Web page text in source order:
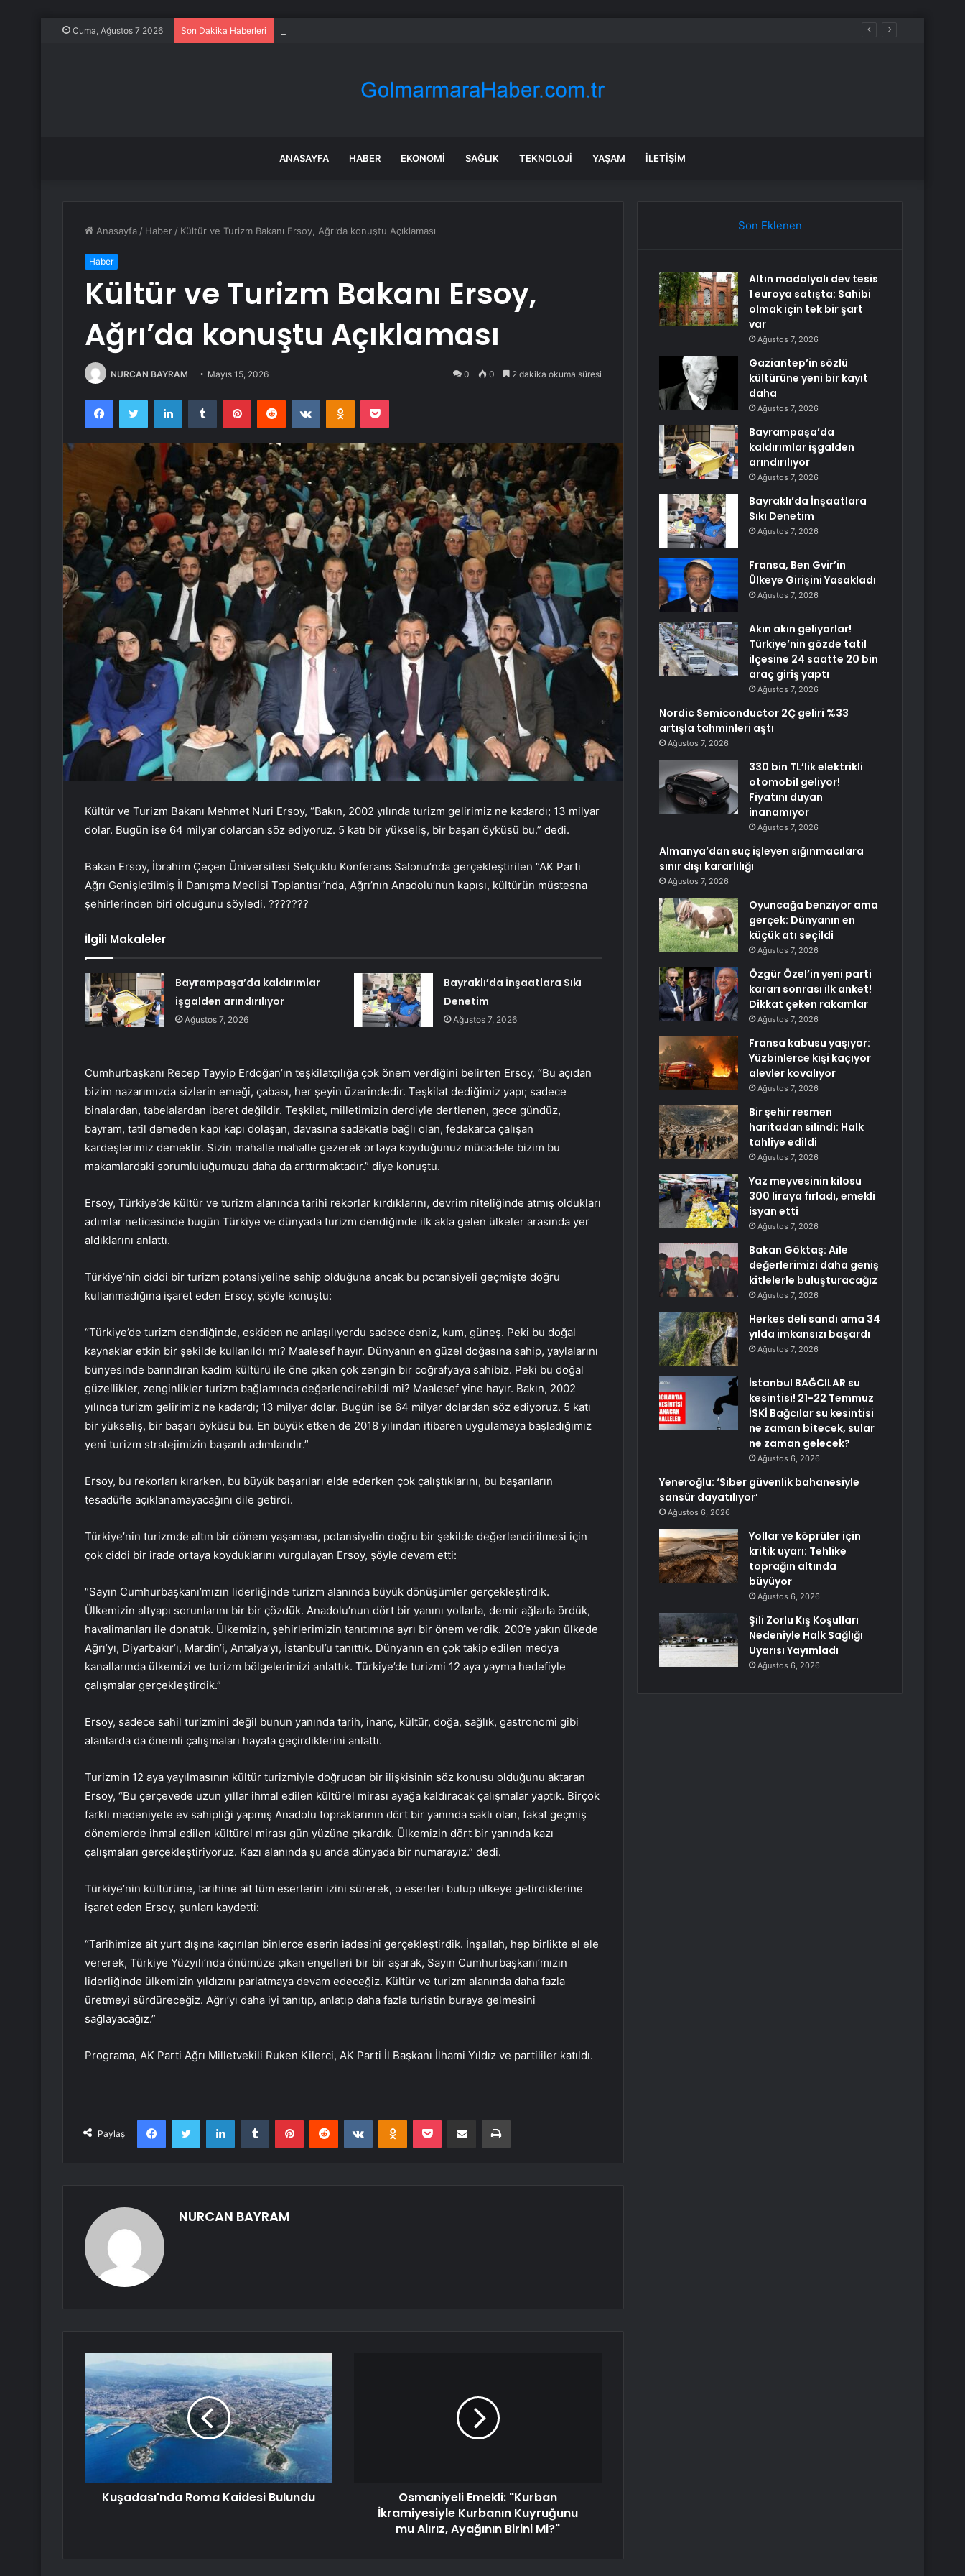
Cuma, Ağustos 7 2026 Son Dakika Haberleri
ANASAYFA HABER EKONOMI SAĞLIK TEKNOLOJI YAŞAM İLETIŞIM
Anasayfa / Haber / Kültür ve Turizm Bakanı Ersoy, Ağrı’da konuştu Açıklaması
Haber
Kültür ve Turizm Bakanı Ersoy,
Ağrı’da konuştu Açıklaması
NURCAN BAYRAM Mayıs 15, 2026 0 0 2 dakika okuma süresi
FacebookTwitter LinkedInTumblr PinterestReddit VKontakteOdnoklassniki
Pocket
Kültür ve Turizm Bakanı Mehmet Nuri Ersoy, “Bakın, 2002 yılında turizm gelirimiz ne kadardı; 13 milyar
dolar. Bugün ise 64 milyar dolardan söz ediyoruz. 5 katı bir yükseliş, bir başarı öyküsü bu.” dedi.
Bakan Ersoy, İbrahim Çeçen Üniversitesi Selçuklu Konferans Salonu’nda gerçekleştirilen “AK Parti
Ağrı Genişletilmiş İl Danışma Meclisi Toplantısı”nda, Ağrı’nın Anadolu’nun kapısı, kültürün müstesna
şehirlerinden biri olduğunu söyledi. ???????
İlgili Makaleler
Bayrampaşa’da kaldırımlar
işgalden arındırılıyor
Ağustos 7, 2026
Bayraklı’da İnşaatlara Sıkı
Denetim
Ağustos 7, 2026
Cumhurbaşkanı Recep Tayyip Erdoğan’ın teşkilatçılığa çok önem verdiğini belirten Ersoy, “Bu açıdan
bizim nazarımızda sizlerin emeği, çabası, her şeyin üzerindedir. Teşkilat dediğimiz yapı; sadece
binalardan, tabelalardan ibaret değildir. Teşkilat, milletimizin derdiyle dertlenen, gece gündüz,
bayram, tatil demeden kapı kapı dolaşan, davasına sadakatle bağlı olan, fedakarca çalışan
kardeşlerimiz demektir. Sizin mahalle mahalle gezerek ortaya koyduğunuz mücadele bizim bu
makamlardaki sorumluluğumuzu daha da arttırmaktadır.” diye konuştu.
Ersoy, Türkiye’de kültür ve turizm alanında tarihi rekorlar kırdıklarını, devrim niteliğinde atmış oldukları
adımlar neticesinde bugün Türkiye ve dünyada turizm dendiğinde ilk akla gelen ülkeler arasında yer
aldıklarını anlattı.
Türkiye’nin ciddi bir turizm potansiyeline sahip olduğuna ancak bu potansiyeli geçmişte doğru
kullanmadığına işaret eden Ersoy, şöyle konuştu:
“Türkiye’de turizm dendiğinde, eskiden ne anlaşılıyordu sadece deniz, kum, güneş. Peki bu doğal
kaynaklar etkin bir şekilde kullanıldı mı? Maalesef hayır. Dünyanın en güzel doğasına sahip, yaylalarını
bünyesinde barındıran kadim kültürü ile öne çıkan çok zengin bir coğrafyaya sahibiz. Peki bu doğal
güzellikler, zenginlikler turizm bağlamında değerlendirebildi mi? Maalesef yine hayır. Bakın, 2002
yılında turizm gelirimiz ne kadardı; 13 milyar dolar. Bugün ise 64 milyar dolardan söz ediyoruz. 5 katı
bir yükseliş, bir başarı öyküsü bu. En büyük etken de 2018 yılından itibaren uygulamaya başladığımız
yeni turizm stratejimizin başarılı adımlarıdır.”
Ersoy, bu rekorları kırarken, bu büyük başarıları elde ederken çok çalıştıklarını, bu başarıların
tesadüfle açıklanamayacağını dile getirdi.
Türkiye’nin turizmde altın bir dönem yaşaması, potansiyelin doğru bir şekilde değerlendirilmesi için
çok ciddi bir irade ortaya koyduklarını vurgulayan Ersoy, şöyle devam etti:
“Sayın Cumhurbaşkanı’mızın liderliğinde turizm alanında büyük dönüşümler gerçekleştirdik.
Ülkemizin altyapı sorunlarını bir bir çözdük. Anadolu’nun dört bir yanını yollarla, demir ağlarla ördük,
havalimanları ile donattık. Ülkemizin, şehirlerimizin tanıtımına ayrı bir önem verdik. 200’e yakın ülkede
Ağrı’yı, Diyarbakır’ı, Mardin’i, Antalya’yı, İstanbul’u tanıttık. Dünyanın en çok takip edilen medya
kanallarında ülkemizi ve turizm bölgelerimizi anlattık. Türkiye’de turizmi 12 aya yayma hedefiyle
çalışmalar gerçekleştirdik.”
Ersoy, sadece sahil turizmini değil bunun yanında tarih, inanç, kültür, doğa, sağlık, gastronomi gibi
alanlarda da önemli çalışmaları hayata geçirdiklerini anlattı.
Turizmin 12 aya yayılmasının kültür turizmiyle doğrudan bir ilişkisinin söz konusu olduğunu aktaran
Ersoy, “Bu çerçevede uzun yıllar ihmal edilen kültürel mirası ayağa kaldıracak çalışmalar yaptık. Birçok
farklı medeniyete ev sahipliği yapmış Anadolu topraklarının dört bir yanında saklı olan, fakat geçmiş
dönemlerde ihmal edilen kültürel mirası gün yüzüne çıkardık. Ülkemizin dört bir yanında kazı
çalışmaları gerçekleştiriyoruz. Kazı alanında şu anda dünyada bir numarayız.” dedi.
Türkiye’nin kültürüne, tarihine ait tüm eserlerin izini sürerek, o eserleri bulup ülkeye getirdiklerine
işaret eden Ersoy, şunları kaydetti:
“Tarihimize ait yurt dışına kaçırılan binlerce eserin iadesini gerçekleştirdik. İnşallah, hep birlikte el ele
vererek, Türkiye Yüzyılı’nda önümüze çıkan engelleri bir bir aşarak, Sayın Cumhurbaşkanı’mızın
liderliğinde ülkemizin yıldızını parlatmaya devam edeceğiz. Kültür ve turizm alanında daha fazla
üretmeyi sürdüreceğiz. Ağrı’yı daha iyi tanıtıp, anlatıp daha fazla turistin buraya gelmesini
sağlayacağız.”
Programa, AK Parti Ağrı Milletvekili Ruken Kilerci, AK Parti İl Başkanı İlhami Yıldız ve partililer katıldı.
Paylaş
FacebookTwitter LinkedInTumblr PinterestReddit VKontakteOdnoklassniki
Pocket E-Posta ile paylaş Yazdır
NURCAN BAYRAM
Kuşadası'nda Roma Kaidesi Bulundu
Osmaniyeli Emekli: "Kurban
İkramiyesiyle Kurbanın Kuyruğunu
mu Alırız, Ayağının Birini Mi?"
Son Eklenen
Altın madalyalı dev tesis
1 euroya satışta: Sahibi
olmak için tek bir şart
var
Ağustos 7, 2026
Gaziantep’in sözlü
kültürüne yeni bir kayıt
daha
Ağustos 7, 2026
Bayrampaşa’da
kaldırımlar işgalden
arındırılıyor
Ağustos 7, 2026
Bayraklı’da İnşaatlara
Sıkı Denetim
Ağustos 7, 2026
Fransa, Ben Gvir’in
Ülkeye Girişini Yasakladı
Ağustos 7, 2026
Akın akın geliyorlar!
Türkiye’nin gözde tatil
ilçesine 24 saatte 20 bin
araç giriş yaptı
Ağustos 7, 2026
Nordic Semiconductor 2Ç geliri %33
artışla tahminleri aştı
Ağustos 7, 2026
330 bin TL’lik elektrikli
otomobil geliyor!
Fiyatını duyan
inanamıyor
Ağustos 7, 2026
Almanya’dan suç işleyen sığınmacılara
sınır dışı kararlılığı
Ağustos 7, 2026
Oyuncağa benziyor ama
gerçek: Dünyanın en
küçük atı seçildi
Ağustos 7, 2026
Özgür Özel’in yeni parti
kararı sonrası ilk anket!
Dikkat çeken rakamlar
Ağustos 7, 2026
Fransa kabusu yaşıyor:
Yüzbinlerce kişi kaçıyor
alevler kovalıyor
Ağustos 7, 2026
Bir şehir resmen
haritadan silindi: Halk
tahliye edildi
Ağustos 7, 2026
Yaz meyvesinin kilosu
300 liraya fırladı, emekli
isyan etti
Ağustos 7, 2026
Bakan Göktaş: Aile
değerlerimizi daha geniş
kitlelerle buluşturacağız
Ağustos 7, 2026
Herkes deli sandı ama 34
yılda imkansızı başardı
Ağustos 7, 2026
İstanbul BAĞCILAR su
kesintisi! 21-22 Temmuz
İSKİ Bağcılar su kesintisi
ne zaman bitecek, sular
ne zaman gelecek?
Ağustos 6, 2026
Yeneroğlu: ‘Siber güvenlik bahanesiyle
sansür dayatılıyor’
Ağustos 6, 2026
Yollar ve köprüler için
kritik uyarı: Tehlike
toprağın altında
büyüyor
Ağustos 6, 2026
Şili Zorlu Kış Koşulları
Nedeniyle Halk Sağlığı
Uyarısı Yayımladı
Ağustos 6, 2026